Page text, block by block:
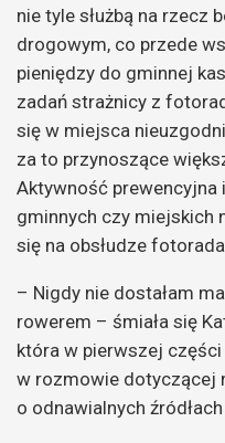
nie tyle służbą na rzecz
drogowym, co przede
pieniędzy do gminnej
zadań strażnicy z
się w miejsca
za to przynoszące
Aktywność prewencyjna
gminnych czy miejskich
się na obsłudze
– Nigdy nie dostałam
rowerem – śmiała się
która w pierwszej części
w rozmowie dotyczącej
o odnawialnych